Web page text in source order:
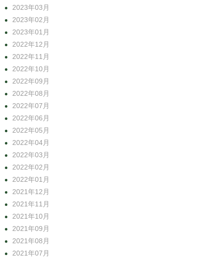
2023年03月
2023年02月
2023年01月
2022年12月
2022年11月
2022年10月
2022年09月
2022年08月
2022年07月
2022年06月
2022年05月
2022年04月
2022年03月
2022年02月
2022年01月
2021年12月
2021年11月
2021年10月
2021年09月
2021年08月
2021年07月